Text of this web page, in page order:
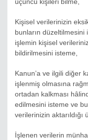
üçüncü kişileri bilme,
Kişisel verilerinizin
bunların düzeltilmesini
işlemin kişisel
bildirilmesini isteme,
Kanun’a ve ilgili diğer
işlenmiş olmasına
ortadan kalkması
edilmesini isteme ve
verilerinizin
İşlenen verilerin